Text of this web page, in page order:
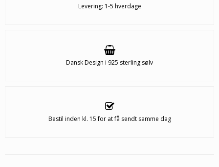
Levering: 1-5 hverdage
Dansk Design i 925 sterling sølv
Bestil inden kl. 15 for at få sendt samme dag